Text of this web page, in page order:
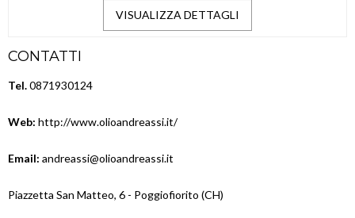
VISUALIZZA DETTAGLI
CONTATTI
Tel.0871930124
Web: http://www.olioandreassi.it/
Email: andreassi@olioandreassi.it
Piazzetta San Matteo, 6 - Poggiofiorito (CH)